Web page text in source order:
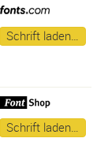
Schrift laden…
Schrift laden…